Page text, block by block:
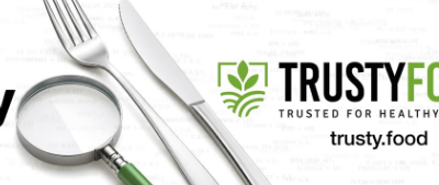
Salvagente